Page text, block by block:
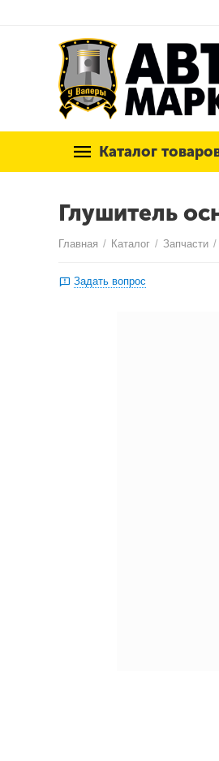
Каталог
Глушитель
Главная / Каталог / Запчасти /
Задать вопрос